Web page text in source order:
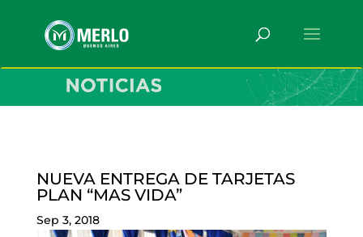
NUEVA ENTREGA DE TARJETAS
PLAN “MAS VIDA”
Sep 3, 2018